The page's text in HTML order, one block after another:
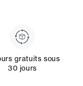
gratuits sous
30 jours